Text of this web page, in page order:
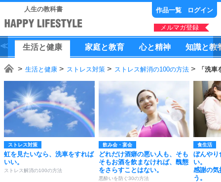
人生の教科書 作品一覧 ログイン
メルマガ登録
生活と健康 家庭と教育 心と精神 知識と教
生活と健康 ストレス対策 ストレス解消の100の方法 「洗
ストレス対策
虹を見たいなら、洗車をすれば
いい。
ストレス解消の100の方法
飲み会・宴会
どれだけ酒癖の悪い人も、そも
そもお酒を飲まなければ、醜態
をさらすことはない。
悪酔いを防ぐ30の方法
食生活
ぼんやり
い。
感謝の気
う。